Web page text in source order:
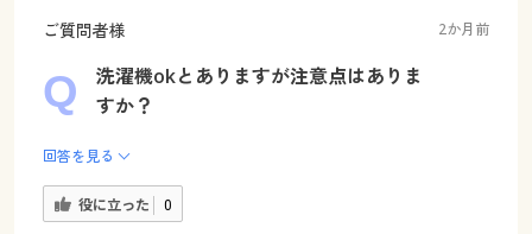
ご質問者様 2か月前
洗濯機okとありますが注意点はありま
すか？
回答を見る
役に立った 0